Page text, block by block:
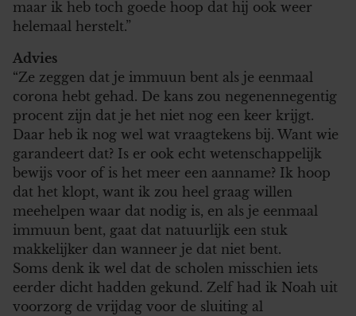
partners voor social media, adverteren en analyse. Deze
partners kunnen deze gegevens combineren met andere
informatie die u aan ze heeft verstrekt of die ze hebben
verzameld op basis van uw gebruik van hun services. U
gaat akkoord met onze cookies als u onze website blijft
gebruiken.
maar ik heb toch goede hoop dat hij ook weer
helemaal herstelt.”
Advies
“Ze zeggen dat je immuun bent als je eenmaal
corona hebt gehad. De kans zou negenennegentig
procent zijn dat je het niet nog een keer krijgt.
Daar heb ik nog wel wat vraagtekens bij. Want wie
garandeert dat? Is er ook echt wetenschappelijk
bewijs voor of is het meer een aanname? Ik hoop
dat het klopt, want ik zou heel graag willen
meehelpen waar dat nodig is, en als je eenmaal
immuun bent, gaat dat natuurlijk een stuk
makkelijker dan wanneer je dat niet bent.
Soms denk ik wel dat de scholen misschien iets
eerder dicht hadden gekund. Zelf had ik Noah uit
voorzorg de vrijdag voor de sluiting al